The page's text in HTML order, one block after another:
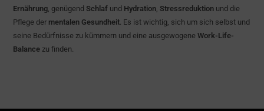
Ernährung , genügendSchlaf und Hydration ,Stressreduktion und die
Pflege der mentalen Gesundheit . Es ist wichtig, sich um sich selbst und
seine Bedürfnisse zu kümmern und eine ausgewogeneWork-Life-
Balance zu finden.